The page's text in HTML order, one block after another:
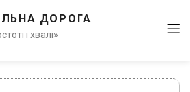
ДОРОГА
і хвалі»